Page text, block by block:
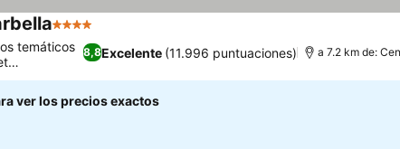
4 Estrellas
8,8Excelente (11.996 puntuaciones)
temáticos
a 7.2 km de:
ver los precios exactos